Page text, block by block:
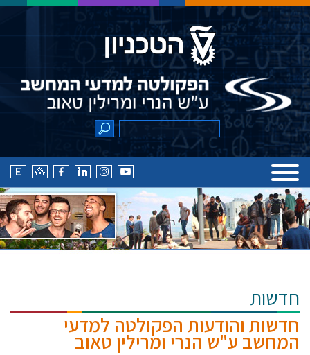
חדשות
חדשות והודעות הפקולטה למדעי
המחשב ע"ש הנרי ומרילין טאוב